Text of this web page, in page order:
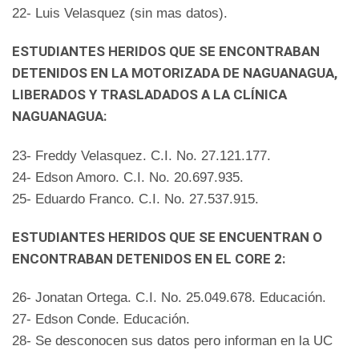
22- Luis Velasquez (sin mas datos).
ESTUDIANTES HERIDOS QUE SE ENCONTRABAN
DETENIDOS EN LA MOTORIZADA DE NAGUANAGUA,
LIBERADOS Y TRASLADADOS A LA CLÍNICA
NAGUANAGUA:
23- Freddy Velasquez. C.I. No. 27.121.177.
24- Edson Amoro. C.I. No. 20.697.935.
25- Eduardo Franco. C.I. No. 27.537.915.
ESTUDIANTES HERIDOS QUE SE ENCUENTRAN O
ENCONTRABAN DETENIDOS EN EL CORE 2:
26- Jonatan Ortega. C.I. No. 25.049.678. Educación.
27- Edson Conde. Educación.
28- Se desconocen sus datos pero informan en la UC